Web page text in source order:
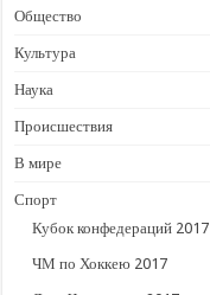
Общество
Культура
Наука
Происшествия
В мире
Спорт
Кубок конфедераций 2017
ЧМ по Хоккею 2017